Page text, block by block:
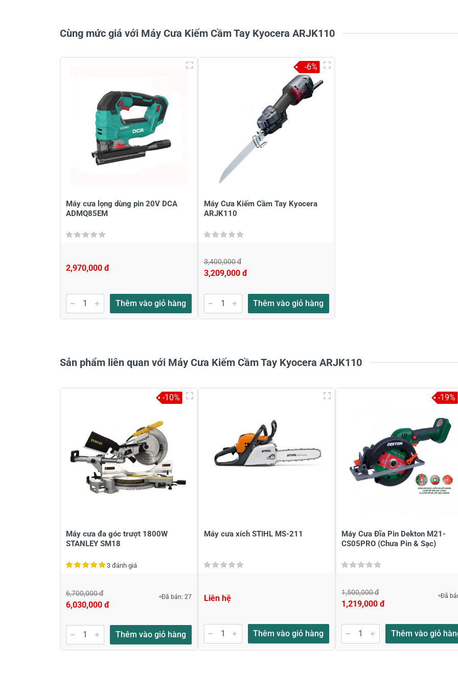
Viết nhận xét về sản phẩm
Đánh giá sao
Viết nhận xét của bạn vào bên dưới
Cùng mức giá với Máy Cưa Kiếm Cầm Tay Kyocera ARJK110
Máy cưa lọng dùng pin 20V DCA
ADMQ85EM
2,970,000 đ
Thêm vào giỏ hàng
Máy Cưa Kiếm Cầm Tay Kyocera
ARJK110
3,400,000 đ
3,209,000 đ
Thêm vào giỏ hàng
-6%
Sản phẩm liên quan với Máy Cưa Kiếm Cầm Tay Kyocera ARJK110
Máy cưa đa góc trượt 1800W
STANLEY SM18
3 đánh giá
6,700,000 đ
6,030,000 đ
Đã bán: 27
Thêm vào giỏ hàng
-10%
Máy cưa xích STIHL MS-211
Liên hệ
Thêm vào giỏ hàng
Máy Cưa Đĩa Pin Dekton M21-
CS05PRO (Chưa Pin & Sạc)
1,500,000 đ
1,219,000 đ
Đã
Thêm vào giỏ
-19%